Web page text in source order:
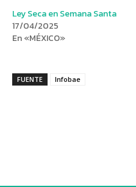
Ley Seca en Semana Santa
17/04/2025
En «MÉXICO»
FUENTE Infobae